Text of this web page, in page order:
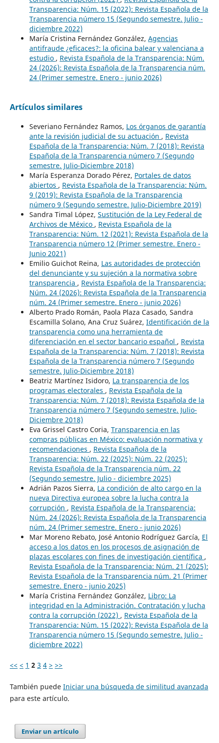
Transparencia: Núm. 15 (2022): Revista Española de la
Transparencia número 15 (Segundo semestre. Julio -
diciembre 2022)
María Cristina Fernández González, Agencias
antifraude ¿eficaces?: la oficina balear y valenciana a
estudio , Revista Española de la Transparencia: Núm.
24 (2026): Revista Española de la Transparencia núm.
24 (Primer semestre. Enero - junio 2026)
Artículos similares
Severiano Fernández Ramos, Los órganos de garantía
ante la revisión judicial de su actuación , Revista
Española de la Transparencia: Núm. 7 (2018): Revista
Española de la Transparencia número 7 (Segundo
semestre. Julio-Diciembre 2018)
María Esperanza Dorado Pérez, Portales de datos
abiertos , Revista Española de la Transparencia: Núm.
9 (2019): Revista Española de la Transparencia
número 9 (Segundo semestre. Julio-Diciembre 2019)
Sandra Timal López, Sustitución de la Ley Federal de
Archivos de México , Revista Española de la
Transparencia: Núm. 12 (2021): Revista Española de la
Transparencia número 12 (Primer semestre. Enero -
Junio 2021)
Emilio Guichot Reina, Las autoridades de protección
del denunciante y su sujeción a la normativa sobre
transparencia , Revista Española de la Transparencia:
Núm. 24 (2026): Revista Española de la Transparencia
núm. 24 (Primer semestre. Enero - junio 2026)
Alberto Prado Román, Paola Plaza Casado, Sandra
Escamilla Solano, Ana Cruz Suárez, Identificación de la
transparencia como una herramienta de
diferenciación en el sector bancario español , Revista
Española de la Transparencia: Núm. 7 (2018): Revista
Española de la Transparencia número 7 (Segundo
semestre. Julio-Diciembre 2018)
Beatriz Martínez Isidoro, La transparencia de los
programas electorales , Revista Española de la
Transparencia: Núm. 7 (2018): Revista Española de la
Transparencia número 7 (Segundo semestre. Julio-
Diciembre 2018)
Eva Grissel Castro Coria, Transparencia en las
compras públicas en México: evaluación normativa y
recomendaciones , Revista Española de la
Transparencia: Núm. 22 (2025): Núm. 22 (2025):
Revista Española de la Transparencia núm. 22
(Segundo semestre. Julio - diciembre 2025)
Adrián Pazos Sierra, La condición de alto cargo en la
nueva Directiva europea sobre la lucha contra la
corrupción , Revista Española de la Transparencia:
Núm. 24 (2026): Revista Española de la Transparencia
núm. 24 (Primer semestre. Enero - junio 2026)
Mar Moreno Rebato, José Antonio Rodríguez García, El
acceso a los datos en los procesos de asignación de
plazas escolares con fines de investigación científica ,
Revista Española de la Transparencia: Núm. 21 (2025):
Revista Española de la Transparencia núm. 21 (Primer
semestre. Enero - junio 2025)
María Cristina Fernández González, Libro: La
integridad en la Administración. Contratación y lucha
contra la corrupción (2022) , Revista Española de la
Transparencia: Núm. 15 (2022): Revista Española de la
Transparencia número 15 (Segundo semestre. Julio -
diciembre 2022)
<< < 1 2 3 4 > >>
También puede Iniciar una búsqueda de similitud avanzada
para este artículo.
Enviar un artículo